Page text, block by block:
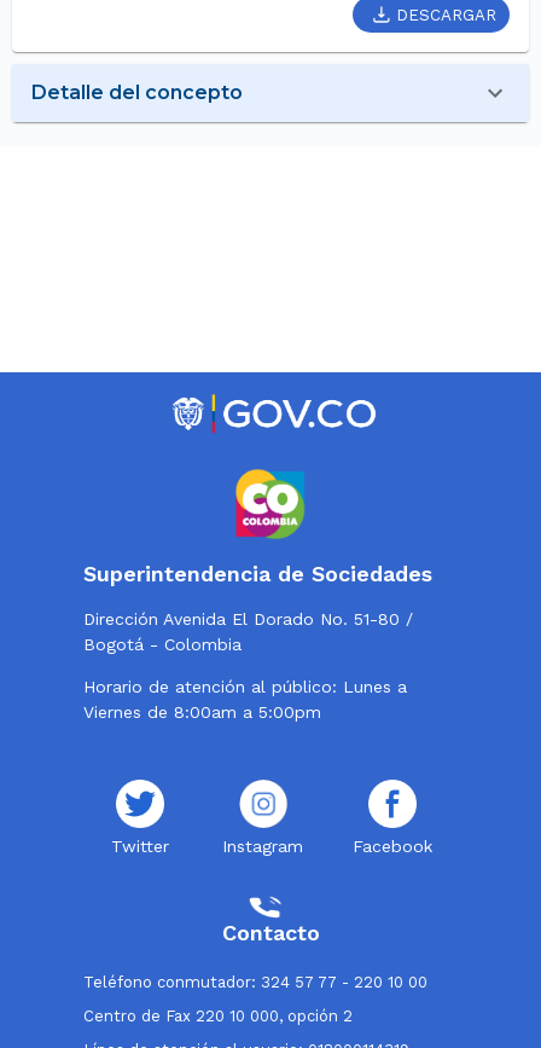
DESCARGAR
Detalle del concepto
Superintendencia de Sociedades
Dirección Avenida El Dorado No. 51-80 /
Bogotá - Colombia
Horario de atención al público: Lunes a
Viernes de 8:00am a 5:00pm
Twitter Instagram Facebook
Contacto
Teléfono conmutador: 324 57 77 - 220 10 00
Centro de Fax 220 10 000, opción 2